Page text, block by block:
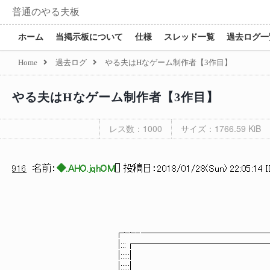
普通のやる夫板
ホーム 当掲示板について 仕様 スレッド一覧 過去ログ
Home 過去ログ やる夫はHなゲーム制作者【3作目】
やる夫はHなゲーム制作者【3作目】
レス数：1000 サイズ：1766.59 KiB
916 名前： ◆.AHO.jqhOM ] 投稿日： 2018/01/28(Sun) 22:05:14
┌ｰｰ
|:::::|
|:::::|